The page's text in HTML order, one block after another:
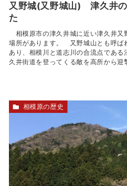
又野城(又野城山) 津久井
た
相模原市の津久井城に近い津久井又
場所があります。 又野城山とも呼
あり、相模川と道志川の合流点である
久井街道を登ってくる敵を高所から
相模原の歴史